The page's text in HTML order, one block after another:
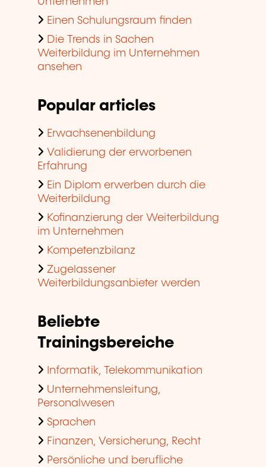
Kofinanzierung der Weiterbildung
im Unternehmen
Kompetenzbilanz
Zugelassener
Beliebte
Trainingsbereiche
Informatik, Telekommunikation
Unternehmensleitung,
Personalwesen
Sprachen
Finanzen, Versicherung, Recht
Persönliche und berufliche
Entwicklung
Qualität, Sicherheit
Rechtliche Hinweise
Cookie-Verwaltung
Datenschutz
Barrierefreiheit
Sitemap